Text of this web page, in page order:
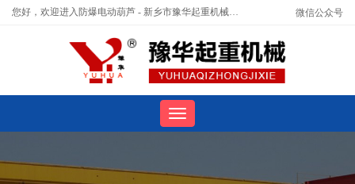
您好，欢迎进入防爆电动葫芦 - 新乡市豫华起重机械有限公司官网！ 微信公众号